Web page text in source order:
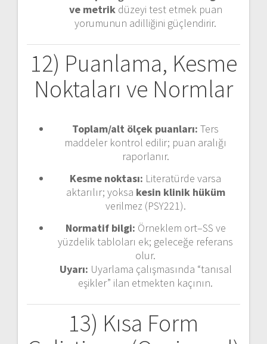
ve metrikdüzeyi test etmek puan
yorumunun adilliğini güçlendirir.
12) Puanlama, Kesme
Noktaları ve Normlar
Toplam/alt ölçek puanları: Ters
maddeler kontrol edilir; puan aralığı
raporlanır.
Kesme noktası: Literatürde varsa
aktarılır; yoksa kesin klinik hüküm
verilmez (PSY221).
Normatif bilgi: Örneklem ort–SS ve
yüzdelik tabloları ek; geleceğe referans
olur.
Uyarı: Uyarlama çalışmasında “tanısal
eşikler” ilan etmekten kaçının.
13) Kısa Form